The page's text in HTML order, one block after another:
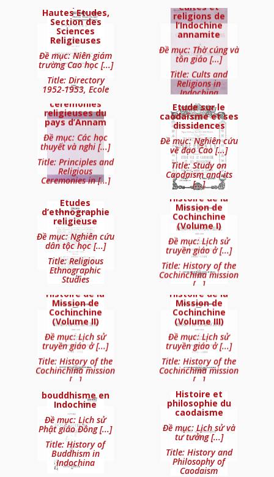
Annuaire 1952-1953, Ecole
Pratique des Hautes Etudes,
Section des Sciences Religieuses
Cultes et religions de l’Indochine
annamite
Doctrines et cérémonies
religieuses du pays d’Annam
Hautes Etudes,
Section des
Sciences
Religieuses
Đề mục: Niên giám
trường Cao học [...]
Title: Directory
1952-1953, Ecole
Cultes et
religions de
l’Indochine
annamite
Đề mục: Thờ cúng và
tôn giáo [...]
Title: Cults and
Religions in
Indochina
COUÉ André
Doctrines et
cérémonies
religieuses du
pays d’Annam
Đề mục: Các học
thuyết và nghi [...]
Title: Principles and
Religious
Ceremonies in [...]
NGUYEN Van
Ca
Etude sur le
caodaïsme et ses
dissidences
Đề mục: Nghiên cứu
về đạo Cao [...]
Title: Study on
Caodaism and its
[...]
DUMOUTIER
Gustave
Etudes
d’ethnographie
religieuse
Đề mục: Nghiên cứu
dân tộc học [...]
Title: Religious
Ethnographic
Studies
LAUNAY
Adrien
Histoire de la
Mission de
Cochinchine
(Volume I)
Đề mục: Lịch sử
truyền giáo ở [...]
Title: History of the
Cochinchina mission
[...]
LAUNAY
Adrien
Histoire de la
Mission de
Cochinchine
(Volume II)
Đề mục: Lịch sử
truyền giáo ở [...]
Title: History of the
Cochinchina mission
[...]
LAUNAY
Adrien
Histoire de la
Mission de
Cochinchine
(Volume III)
Đề mục: Lịch sử
truyền giáo ở [...]
Title: History of the
Cochinchina mission
[...]
SAMY
bouddhisme en
Indochine
Đề mục: Lịch sử
Phật giáo Đông [...]
Title: History of
Buddhism in
Indochina
GOBRON
Gabriel
Histoire et
philosophie du
caodaisme
Đề mục: Lịch sử và
tư tưởng [...]
Title: History and
Philosophy of
Caodaism
Histoire générale
de la Société des
Histoire générale
de la Société des